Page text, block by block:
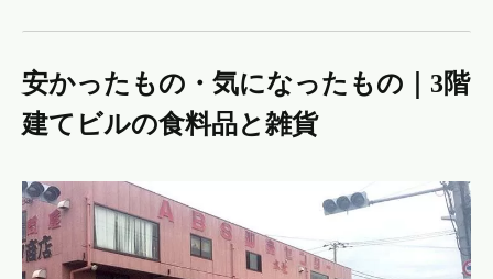
安かったもの・気になったもの｜3階
建てビルの食料品と雑貨